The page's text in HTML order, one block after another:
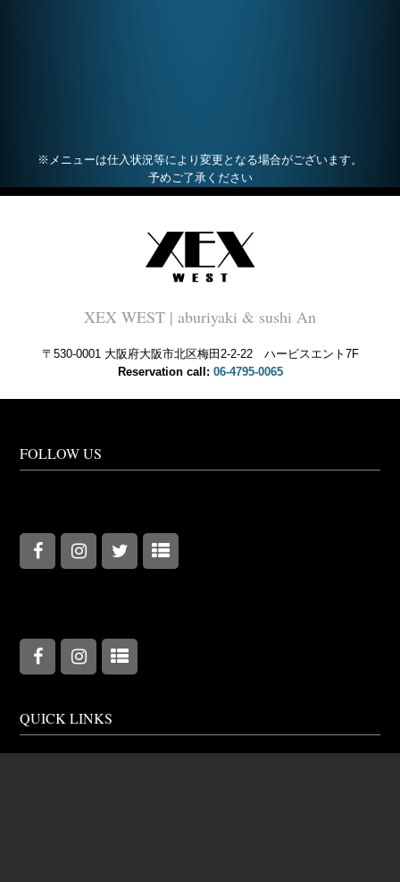
※メニューは仕入状況等により変更となる場合がございます。
予めご了承ください
XEX WEST | aburiyaki & sushi An
〒530-0001 大阪府大阪市北区梅田2-2-22 ハービスエント7F
Reservation call: 06-4795-0065
FOLLOW US
QUICK LINKS